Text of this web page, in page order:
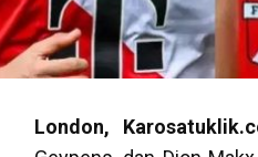
London,